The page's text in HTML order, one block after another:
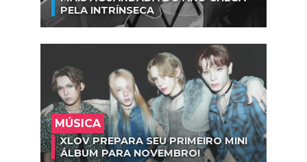
PELA INTRÍNSECA
MÚSICA
XLOV PREPARA SEU PRIMEIRO MINI
ÁLBUM PARA NOVEMBRO!